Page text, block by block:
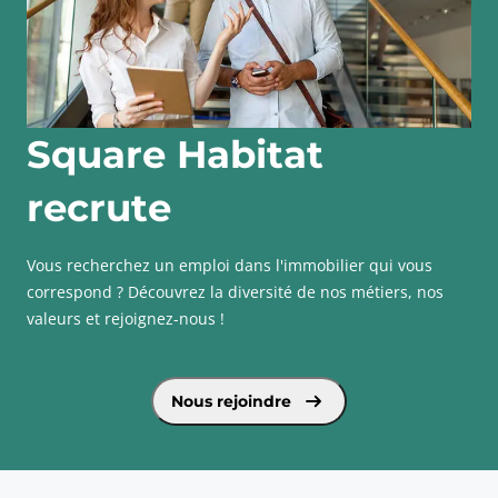
Square Habitat
recrute
Vous recherchez un emploi dans l'immobilier qui vous
correspond ? Découvrez la diversité de nos métiers, nos
valeurs et rejoignez-nous !
voir plus sur Square Habitat recrute
Nous rejoindre